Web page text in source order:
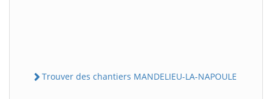
Trouver des chantiers MANDELIEU-LA-NAPOULE